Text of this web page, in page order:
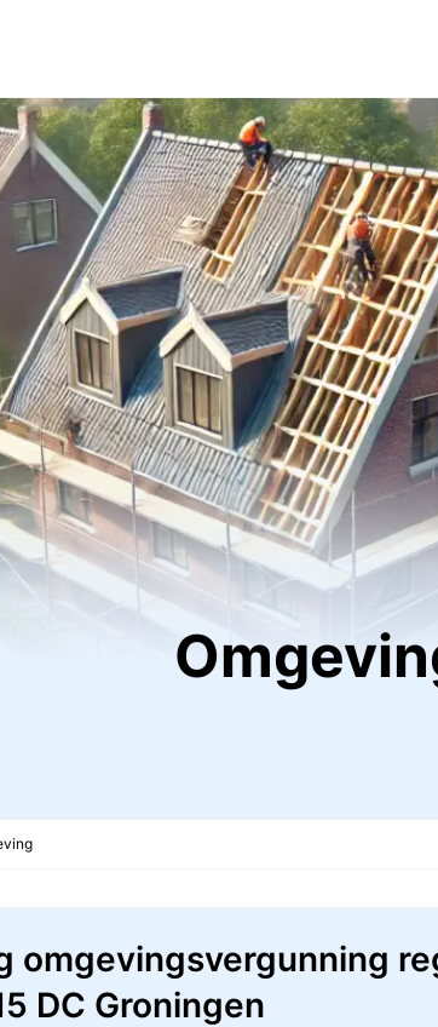
omgevingsvergunning
DC Groningen